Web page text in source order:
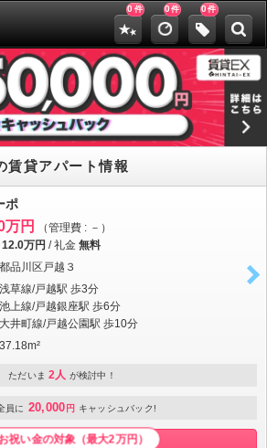
0 件 0件 0件
賃貸アパート情報
ポ
万円
（管理費 : －）
12.0万円 /礼金 無料
品川区戸越３
草線/戸越駅 歩3分
上線/戸越銀座駅 歩6分
井町線/戸越公園駅 歩10分
ただいま 2人 が検討中！
員に 20,000 円 キャッシュバック!
祝い金の対象（最大2万円）